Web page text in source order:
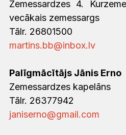
Zemessardzes 4.
vecākais zemessargs
Tālr. 26801500
martins.bb@inbox.lv
Palīgmācītājs Jānis Erno
Zemessardzes kapelāns
Tālr. 26377942
janiserno@gmail.com